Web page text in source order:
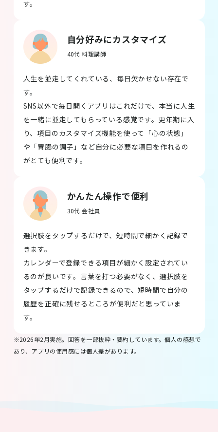
す。
自分好みにカスタマイズ
40代 料理講師
人生を並走してくれている、毎日欠かせない存在で
す。
SNS以外で毎日開くアプリはこれだけで、本当に人生
を一緒に並走してもらっている感覚です。更年期に入
り、項目のカスタマイズ機能を使って「心の状態」
や「胃腸の調子」など自分に必要な項目を作れるの
がとても便利です。
かんたん操作で便利
30代 会社員
選択肢をタップするだけで、短時間で細かく記録で
きます。
カレンダーで登録できる項目が細かく設定されてい
るのが良いです。言葉を打つ必要がなく、選択肢を
タップするだけで記録できるので、短時間で自分の
履歴を正確に残せるところが便利だと思っていま
す。
2026年2月実施。回答を一部抜粋・要約しています。個人の感想で
あり、アプリの使用感には個人差があります。